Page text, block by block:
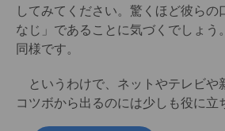
してみてください。驚くほど彼らの
なじ」であることに気づくでしょう
同様です。
というわけで、ネットやテレビや
コツボから出るのには少しも役に立